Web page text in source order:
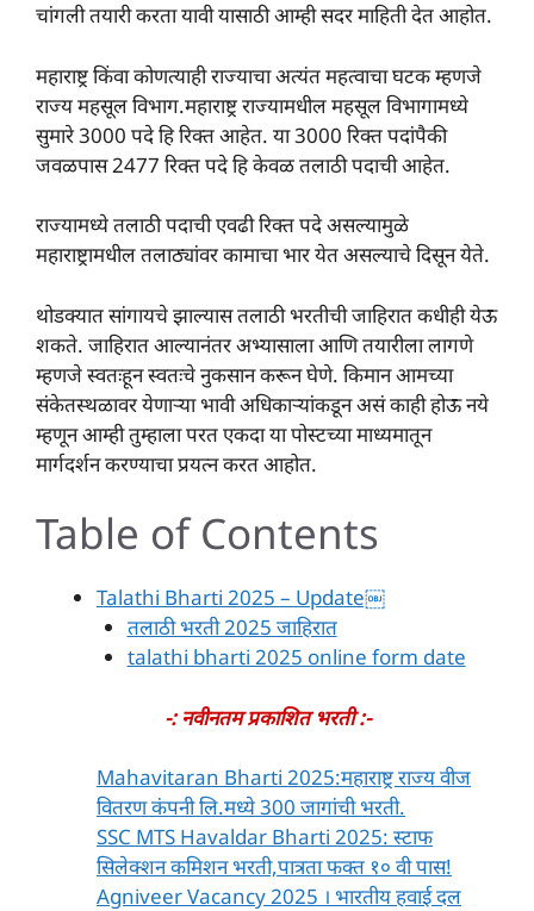
चांगली तयारी करता यावी यासाठी आम्ही सदर माहिती देत आहोत.
महाराष्ट्र किंवा कोणत्याही राज्याचा अत्यंत महत्वाचा घटक म्हणजे
राज्य महसूल विभाग.महाराष्ट्र राज्यामधील महसूल विभागामध्ये
सुमारे 3000 पदे हि रिक्त आहेत. या 3000 रिक्त पदांपैकी
जवळपास 2477 रिक्त पदे हि केवळ तलाठी पदाची आहेत.
राज्यामध्ये तलाठी पदाची एवढी रिक्त पदे असल्यामुळे
महाराष्ट्रामधील तलाठ्यांवर कामाचा भार येत असल्याचे दिसून येते.
थोडक्यात सांगायचे झाल्यास तलाठी भरतीची जाहिरात कधीही येऊ
शकते. जाहिरात आल्यानंतर अभ्यासाला आणि तयारीला लागणे
म्हणजे स्वतःहून स्वतःचे नुकसान करून घेणे. किमान आमच्या
संकेतस्थळावर येणाऱ्या भावी अधिकाऱ्यांकडून असं काही होऊ नये
म्हणून आम्ही तुम्हाला परत एकदा या पोस्टच्या माध्यमातून
मार्गदर्शन करण्याचा प्रयत्न करत आहोत.
Table of Contents
Talathi Bharti 2025 – Update￼
तलाठी भरती 2025 जाहिरात
talathi bharti 2025 online form date
-: नवीनतम प्रकाशित भरती :-
Mahavitaran Bharti 2025:महाराष्ट्र राज्य वीज
वितरण कंपनी लि.मध्ये 300 जागांची भरती.
SSC MTS Havaldar Bharti 2025: स्टाफ
सिलेक्शन कमिशन भरती,पात्रता फक्त १० वी पास!
Agniveer Vacancy 2025 । भारतीय हवाई दल